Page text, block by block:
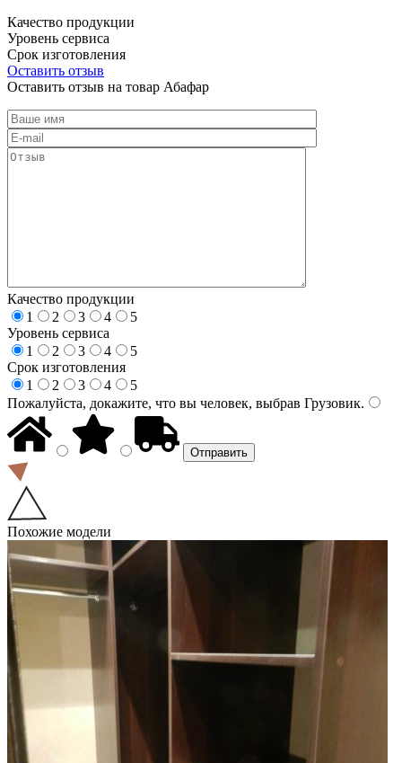
Качество продукции
Уровень сервиса
Срок изготовления
Оставить отзыв
Оставить отзыв на товар Абафар
Качество продукции
1
2 3 4
5
Уровень сервиса
1
2 3 4
5
Срок изготовления
1
2 3 4
5
Пожалуйста, докажите, что вы человек, выбрав Грузовик.
Похожие модели